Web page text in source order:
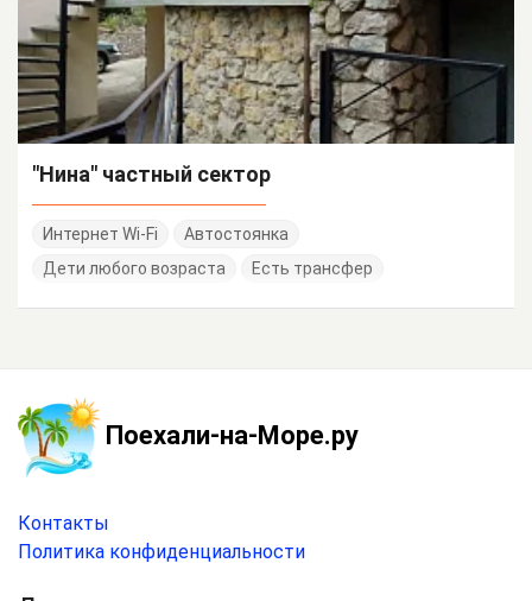
"Нина" частный сектор
Интернет Wi-Fi
Автостоянка
Дети любого возраста
Есть трансфер
Поехали-на-Море.ру
Контакты
Политика конфиденциальности